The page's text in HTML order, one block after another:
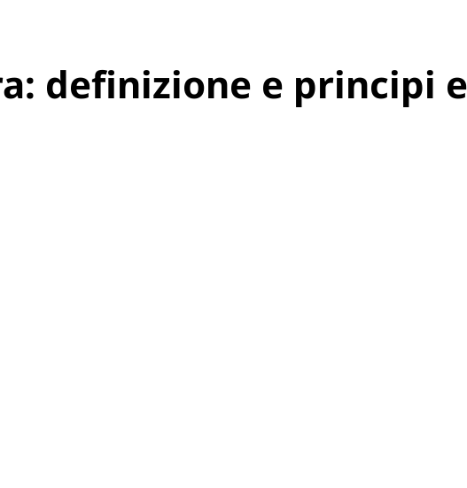
definizione e principi